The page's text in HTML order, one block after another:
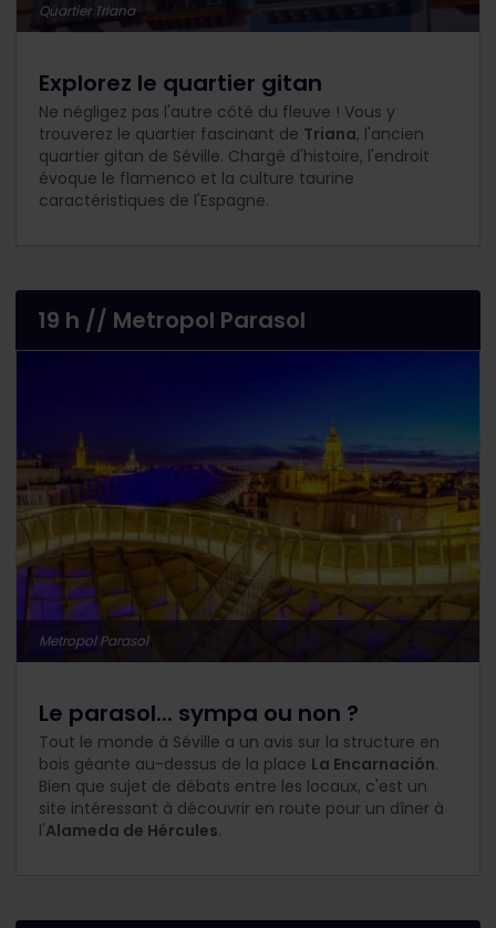
Quartier Triana
Explorez le quartier gitan
Ne négligez pas l'autre côté du fleuve ! Vous y
trouverez le quartier fascinant de Triana, l'ancien
quartier gitan de Séville. Chargé d'histoire, l'endroit
évoque le flamenco et la culture taurine
caractéristiques de l'Espagne.
19 h // Metropol Parasol
Metropol Parasol
Le parasol... sympa ou non ?
Tout le monde à Séville a un avis sur la structure en
bois géante au-dessus de la place La Encarnación.
Bien que sujet de débats entre les locaux, c'est un
site intéressant à découvrir en route pour un dîner à
l'Alameda de Hércules.